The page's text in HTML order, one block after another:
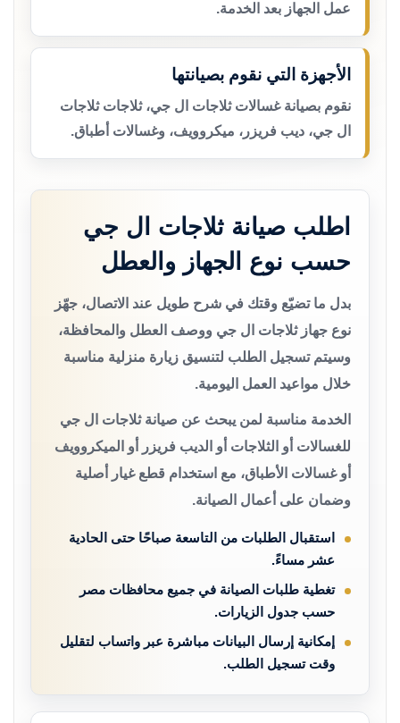
عمل الجهاز بعد الخدمة.
الأجهزة التي نقوم بصيانتها
نقوم بصيانة غسالات ثلاجات ال جي، ثلاجات ثلاجات
ال جي، ديب فريزر، ميكروويف، وغسالات أطباق.
اطلب صيانة ثلاجات ال جي
حسب نوع الجهاز والعطل
بدل ما تضيّع وقتك في شرح طويل عند الاتصال، جهّز
نوع جهاز ثلاجات ال جي ووصف العطل والمحافظة،
وسيتم تسجيل الطلب لتنسيق زيارة منزلية مناسبة
خلال مواعيد العمل اليومية.
الخدمة مناسبة لمن يبحث عن صيانة ثلاجات ال جي
للغسالات أو الثلاجات أو الديب فريزر أو الميكروويف
أو غسالات الأطباق، مع استخدام قطع غيار أصلية
وضمان على أعمال الصيانة.
استقبال الطلبات من التاسعة صباحًا حتى الحادية
عشر مساءً.
تغطية طلبات الصيانة في جميع محافظات مصر
حسب جدول الزيارات.
إمكانية إرسال البيانات مباشرة عبر واتساب لتقليل
وقت تسجيل الطلب.